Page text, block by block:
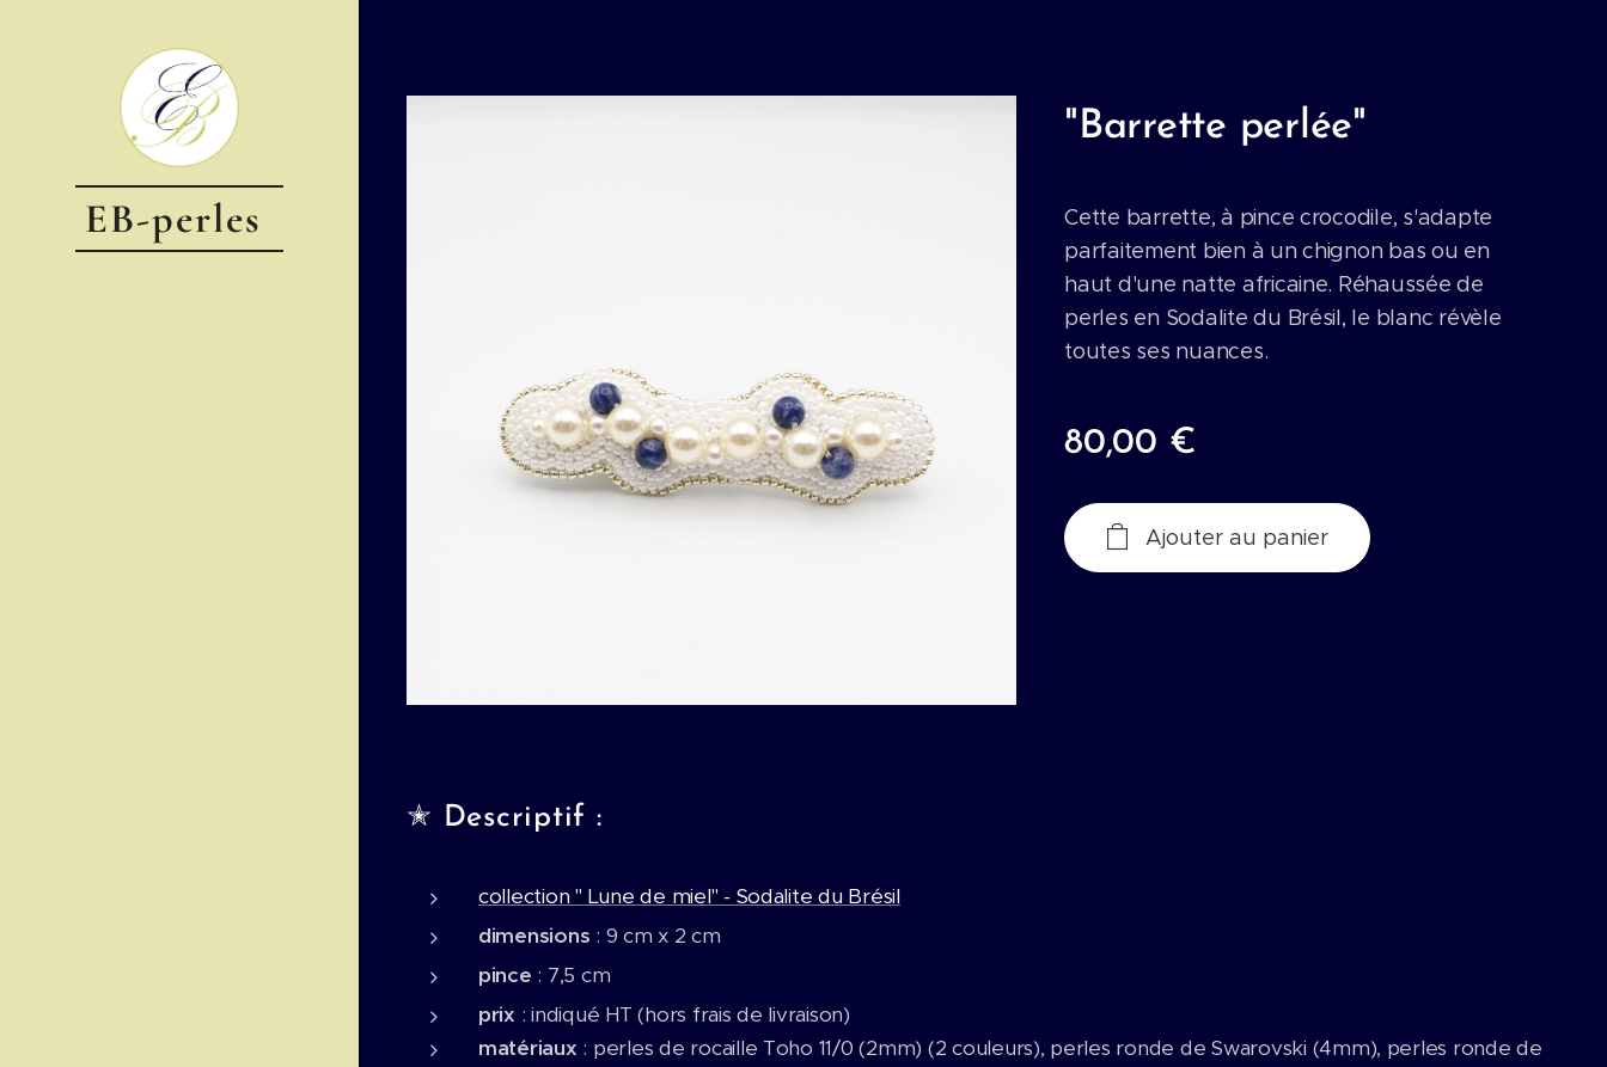
EB-perles
"Barrette perlée"
Cette barrette, à pince crocodile, s'adapte
parfaitement bien à un chignon bas ou en
haut d'une natte africaine. Réhaussée de
perles en Sodalite du Brésil, le blanc révèle
toutes ses nuances.
80,00 €
Ajouter au panier
✭ Descriptif :
collection " Lune de miel" - Sodalite du Brésil
dimensions : 9 cm x 2 cm
pince : 7,5 cm
prix : indiqué HT (hors frais de livraison)
matériaux : perles de rocaille Toho 11/0 (2mm) (2 couleurs), perles ronde de Swarovski (4mm), perles ronde de